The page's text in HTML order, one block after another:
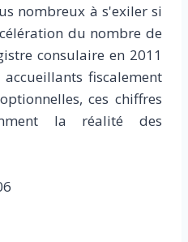
nombreux à s'exiler si
du nombre de
consulaire en 2011
fiscalement
ces chiffres
la réalité des